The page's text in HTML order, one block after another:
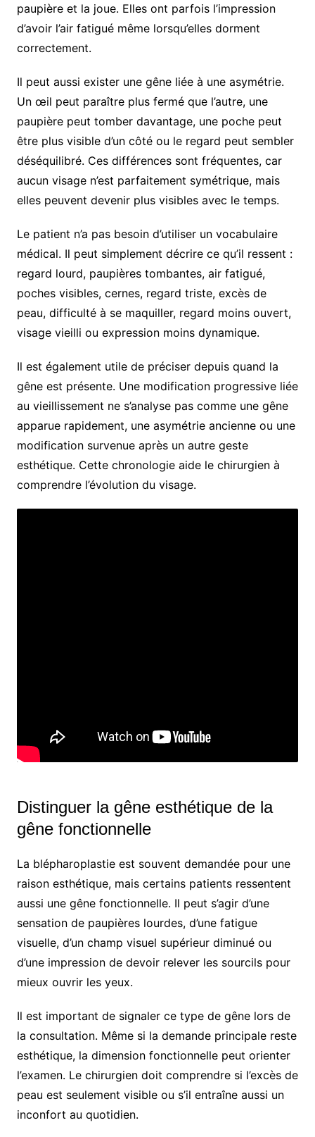
paupière et la joue. Elles ont parfois l’impression
d’avoir l’air fatigué même lorsqu’elles dorment
correctement.
Il peut aussi exister une gêne liée à une asymétrie.
Un œil peut paraître plus fermé que l’autre, une
paupière peut tomber davantage, une poche peut
être plus visible d’un côté ou le regard peut sembler
déséquilibré. Ces différences sont fréquentes, car
aucun visage n’est parfaitement symétrique, mais
elles peuvent devenir plus visibles avec le temps.
Le patient n’a pas besoin d’utiliser un vocabulaire
médical. Il peut simplement décrire ce qu’il ressent :
regard lourd, paupières tombantes, air fatigué,
poches visibles, cernes, regard triste, excès de
peau, difficulté à se maquiller, regard moins ouvert,
visage vieilli ou expression moins dynamique.
Il est également utile de préciser depuis quand la
gêne est présente. Une modification progressive liée
au vieillissement ne s’analyse pas comme une gêne
apparue rapidement, une asymétrie ancienne ou une
modification survenue après un autre geste
esthétique. Cette chronologie aide le chirurgien à
comprendre l’évolution du visage.
Distinguer la gêne esthétique de la
gêne fonctionnelle
La blépharoplastie est souvent demandée pour une
raison esthétique, mais certains patients ressentent
aussi une gêne fonctionnelle. Il peut s’agir d’une
sensation de paupières lourdes, d’une fatigue
visuelle, d’un champ visuel supérieur diminué ou
d’une impression de devoir relever les sourcils pour
mieux ouvrir les yeux.
Il est important de signaler ce type de gêne lors de
la consultation. Même si la demande principale reste
esthétique, la dimension fonctionnelle peut orienter
l’examen. Le chirurgien doit comprendre si l’excès de
peau est seulement visible ou s’il entraîne aussi un
inconfort au quotidien.